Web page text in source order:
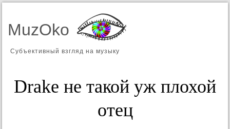
MuzOko
Субъективный взгляд на музыку
Drake не такой уж плохой
отец